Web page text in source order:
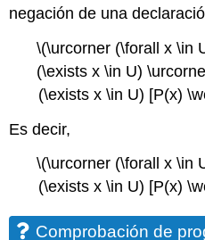
negación de una
\(\urcorner (\forall x \in
(\exists x \in U)
(\exists x \in U) [P(x)
Es decir,
\(\urcorner (\forall x \in
(\exists x \in U) [P(x)
Comprobación de